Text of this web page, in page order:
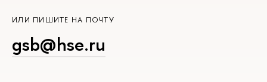
ИЛИ ПИШИТЕ НА ПОЧТУ
gsb@hse.ru